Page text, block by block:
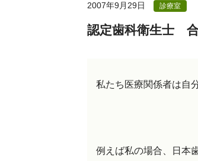
2007年9月29日 診療室
認定歯科衛生士
私たち医療関係者は自
例えば私の場合、日本